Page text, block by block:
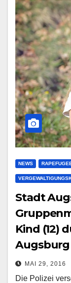
NEWS
Stadt
Kind (12)
Augsburg
MAI 29, 2016
Die Polizei